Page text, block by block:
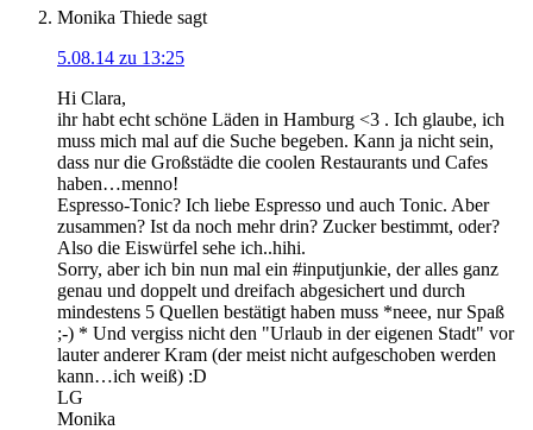
Monika Thiede sagt
5.08.14 zu 13:25
Hi Clara,
ihr habt echt schöne Läden in Hamburg <3 . Ich glaube, ich
muss mich mal auf die Suche begeben. Kann ja nicht sein,
dass nur die Großstädte die coolen Restaurants und Cafes
haben…menno!
Espresso-Tonic? Ich liebe Espresso und auch Tonic. Aber
zusammen? Ist da noch mehr drin? Zucker bestimmt, oder?
Also die Eiswürfel sehe ich..hihi.
Sorry, aber ich bin nun mal ein #inputjunkie, der alles ganz
genau und doppelt und dreifach abgesichert und durch
mindestens 5 Quellen bestätigt haben muss *neee, nur Spaß
;-) * Und vergiss nicht den "Urlaub in der eigenen Stadt" vor
lauter anderer Kram (der meist nicht aufgeschoben werden
kann…ich weiß) :D
LG
Monika